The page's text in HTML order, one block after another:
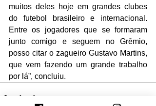
muitos deles hoje em grandes clubes
do futebol brasileiro e internacional.
Entre os jogadores que se formaram
junto comigo e seguem no Grêmio,
posso citar o zagueiro Gustavo Martins,
que vem fazendo um grande trabalho
por lá”, concluiu.